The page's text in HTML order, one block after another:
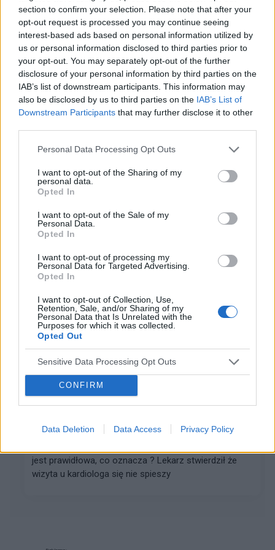
section to confirm your selection. Please note that after your
opt-out request is processed you may continue seeing
interest-based ads based on personal information utilized by
us or personal information disclosed to third parties prior to
your opt-out. You may separately opt-out of the further
disclosure of your personal information by third parties on the
IAB’s list of downstream participants. This information may
also be disclosed by us to third parties on the IAB’s List of
Downstream Participants that may further disclose it to other
Personal Data Processing Opt Outs
I want to opt-out of the Sharing of my
personal data.
Opted In
I want to opt-out of the Sale of my
Personal Data.
Opted In
I want to opt-out of processing my
Personal Data for Targeted Advertising.
Opted In
I want to opt-out of Collection, Use,
Retention, Sale, and/or Sharing of my
Personal Data that Is Unrelated with the
Purposes for which it was collected.
Opted Out
Sensitive Data Processing Opt Outs
CONFIRM
Data Deletion Data Access Privacy Policy
POWIĄZANE DYSKUSJE NA FORUM Z
KATEGORII
PROFILAKTYKA
patryksko
Forum:Profilaktyka
Witam, od jakiegoś czasu jestem na escitalopramie
actavis 10mg i od 2 dni zwiększyłem dawke do 15mg.
ciężko odczytać odstęp QT a kardiolog go nie podał...
gość
Forum: Profilaktyka
Interpretacja ekg
Proszę o pomoc w odczytaniu wyniku ekg
gość
Forum:Profilaktyka
Interpretacja ekg
jest prawidłowa, co oznacza ? Lekarz stwierdził że
wizyta u kardiologa się nie spieszy